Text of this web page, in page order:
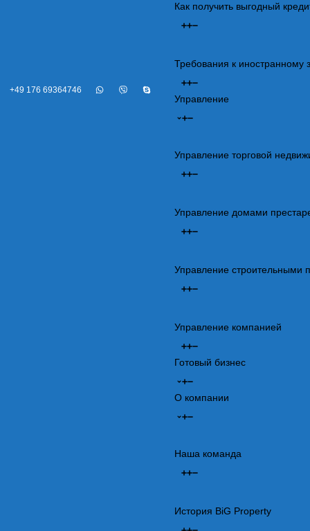
+49 176 69364746
Как получить выгодный
Требования к иностранному
Управление
Управление торговой
Управление домами
Управление строительными
Управление компанией
Готовый бизнес
О компании
Наша команда
История BiG Property